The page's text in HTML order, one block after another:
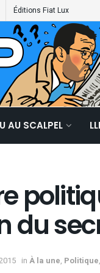
Éditions Fiat Lux
AU SCALPEL
du
in À la une, Politique